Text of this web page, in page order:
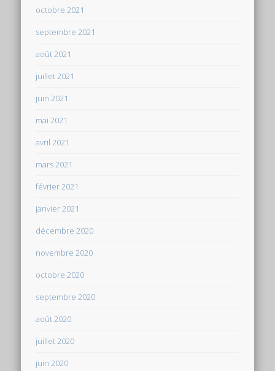
octobre 2021
septembre 2021
août 2021
juillet 2021
juin 2021
mai 2021
avril 2021
mars 2021
février 2021
janvier 2021
décembre 2020
novembre 2020
octobre 2020
septembre 2020
août 2020
juillet 2020
juin 2020